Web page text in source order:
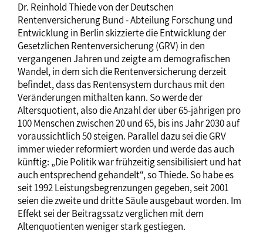
Dr. Reinhold Thiede von der Deutschen
Rentenversicherung Bund - Abteilung Forschung und
Entwicklung in Berlin skizzierte die Entwicklung der
Gesetzlichen Rentenversicherung (GRV) in den
vergangenen Jahren und zeigte am demografischen
Wandel, in dem sich die Rentenversicherung derzeit
befindet, dass das Rentensystem durchaus mit den
Veränderungen mithalten kann. So werde der
Altersquotient, also die Anzahl der über 65-jährigen pro
100 Menschen zwischen 20 und 65, bis ins Jahr 2030 auf
voraussichtlich 50 steigen. Parallel dazu sei die GRV
immer wieder reformiert worden und werde das auch
künftig: „Die Politik war frühzeitig sensibilisiert und hat
auch entsprechend gehandelt“, so Thiede. So habe es
seit 1992 Leistungsbegrenzungen gegeben, seit 2001
seien die zweite und dritte Säule ausgebaut worden. Im
Effekt sei der Beitragssatz verglichen mit dem
Altenquotienten weniger stark gestiegen.